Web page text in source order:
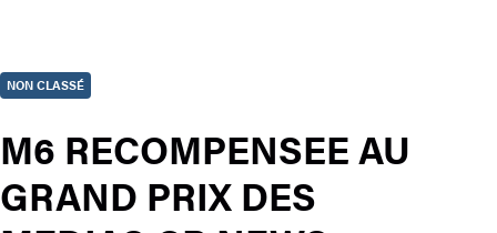
NON CLASSÉ
M6 RECOMPENSEE AU
GRAND PRIX DES